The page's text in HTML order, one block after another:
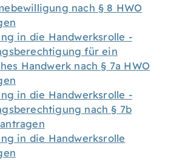
nach § 8 HWO
in die Handwerksrolle -
für ein
Handwerk nach § 7a HWO
in die Handwerksrolle -
nach § 7b
in die Handwerksrolle